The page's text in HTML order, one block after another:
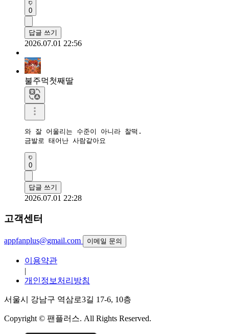
0
답글 쓰기
2026.07.01 22:56
불주먹첫째딸
와 잘 어울리는 수준이 아니라 찰떡.
금발로 태어난 사람같아요
0
답글 쓰기
2026.07.01 22:28
고객센터
appfanplus@gmail.com 이메일 문의
이용약관
|
개인정보처리방침
서울시 강남구 역삼로3길 17-6, 10층
Copyright © 팬플러스. All Rights Reserved.